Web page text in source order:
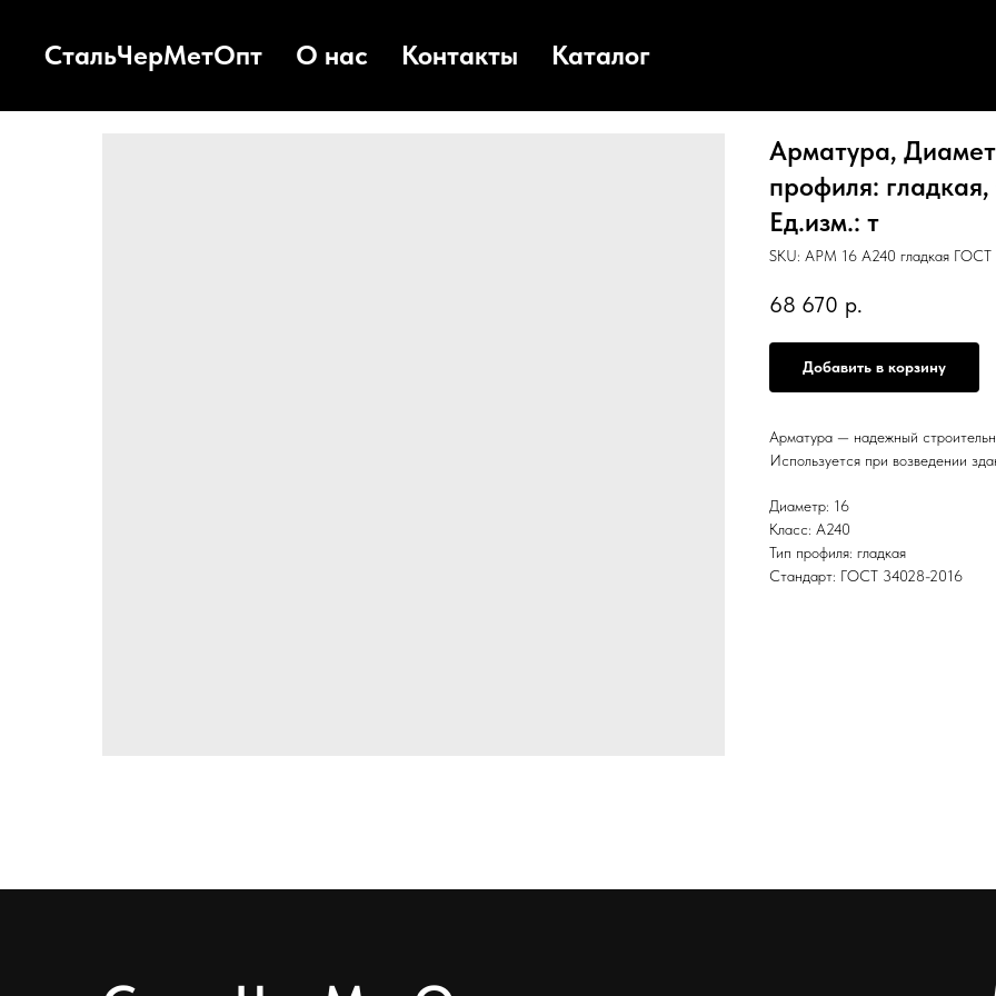
СтальЧерМетОпт О нас Контакты Каталог
Арматура,
профиля:
Ед.изм.: т
SKU: АРМ 16 А240 гладкая ГОСТ
68 670 р.
Добавить в корзину
Арматура — надежный
Используется при возведении
Диаметр: 16
Класс: А240
Тип профиля: гладкая
Стандарт: ГОСТ 34028-2016